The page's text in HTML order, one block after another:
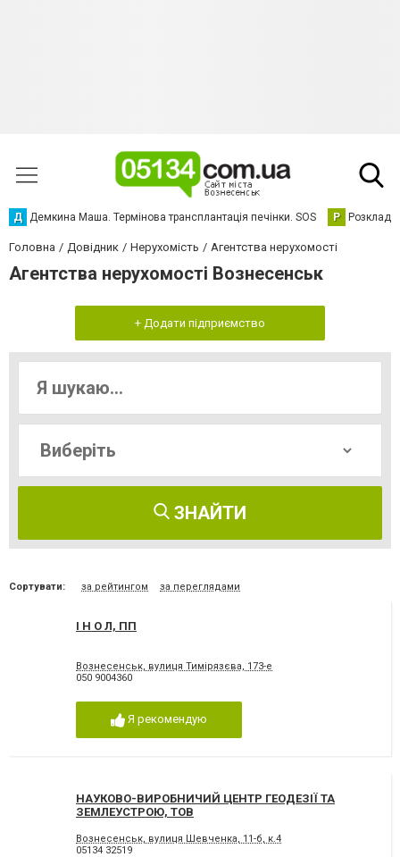
Д Демкина Маша. Термінова трансплантація печінки. SOS Р Розклад
Головна Довідник Нерухомість Агентства нерухомості
Агентства нерухомості Вознесенськ
+ Додати підприємство
ЗНАЙТИ
Сортувати: за рейтингом за переглядами
І Н О Л, ПП
Вознесенськ, вулиця Тимірязєва, 173-е
050 9004360
Я рекомендую
НАУКОВО-ВИРОБНИЧИЙ ЦЕНТР ГЕОДЕЗІЇ ТА
ЗЕМЛЕУСТРОЮ, ТОВ
Вознесенськ, вулиця Шевченка, 11-б, к.4
05134 32519